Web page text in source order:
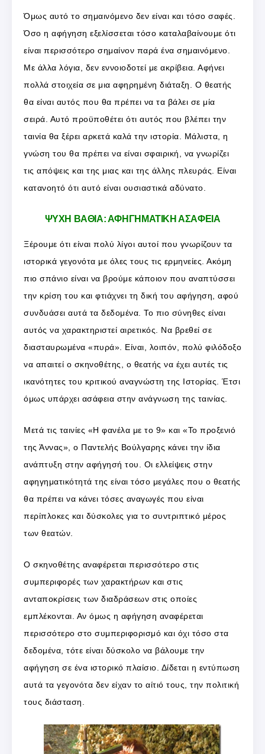
Όμως αυτό το σημαινόμενο δεν είναι και τόσο σαφές.
Όσο η αφήγηση εξελίσσεται τόσο καταλαβαίνουμε ότι
είναι περισσότερο σημαίνον παρά ένα σημαινόμενο.
Με άλλα λόγια, δεν εννοιοδοτεί με ακρίβεια. Αφήνει
πολλά στοιχεία σε μια αφηρημένη διάταξη. Ο θεατής
θα είναι αυτός που θα πρέπει να τα βάλει σε μία
σειρά. Αυτό προϋποθέτει ότι αυτός που βλέπει την
ταινία θα ξέρει αρκετά καλά την ιστορία. Μάλιστα, η
γνώση του θα πρέπει να είναι σφαιρική, να γνωρίζει
τις απόψεις και της μιας και της άλλης πλευράς. Είναι
κατανοητό ότι αυτό είναι ουσιαστικά αδύνατο.
ΨΥΧΗ ΒΑΘΙΑ: ΑΦΗΓΗΜΑΤΙΚΗ ΑΣΑΦΕΙΑ
Ξέρουμε ότι είναι πολύ λίγοι αυτοί που γνωρίζουν τα
ιστορικά γεγονότα με όλες τους τις ερμηνείες. Ακόμη
πιο σπάνιο είναι να βρούμε κάποιον που αναπτύσσει
την κρίση του και φτιάχνει τη δική του αφήγηση, αφού
συνδυάσει αυτά τα δεδομένα. Το πιο σύνηθες είναι
αυτός να χαρακτηριστεί αιρετικός. Να βρεθεί σε
διασταυρωμένα «πυρά». Είναι, λοιπόν, πολύ φιλόδοξο
να απαιτεί ο σκηνοθέτης, ο θεατής να έχει αυτές τις
ικανότητες του κριτικού αναγνώστη της Ιστορίας. Έτσι
όμως υπάρχει ασάφεια στην ανάγνωση της ταινίας.
Μετά τις ταινίες «Η φανέλα με το 9» και «Το προξενιό
της Άννας», ο Παντελής Βούλγαρης κάνει την ίδια
ανάπτυξη στην αφήγησή του. Οι ελλείψεις στην
αφηγηματικότητά της είναι τόσο μεγάλες που ο θεατής
θα πρέπει να κάνει τόσες αναγωγές που είναι
περίπλοκες και δύσκολες για το συντριπτικό μέρος
των θεατών.
Ο σκηνοθέτης αναφέρεται περισσότερο στις
συμπεριφορές των χαρακτήρων και στις
ανταποκρίσεις των διαδράσεων στις οποίες
εμπλέκονται. Αν όμως η αφήγηση αναφέρεται
περισσότερο στο συμπεριφορισμό και όχι τόσο στα
δεδομένα, τότε είναι δύσκολο να βάλουμε την
αφήγηση σε ένα ιστορικό πλαίσιο. Δίδεται η εντύπωση
αυτά τα γεγονότα δεν είχαν το αίτιό τους, την πολιτική
τους διάσταση.